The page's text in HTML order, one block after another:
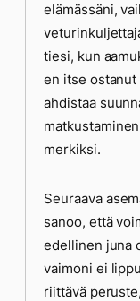
elämässäni,
tiesi, kun
en itse ostanut
ahdistaa
merkiksi.
Seuraava
sanoo, että
edellinen juna
vaimoni ei
riittävä